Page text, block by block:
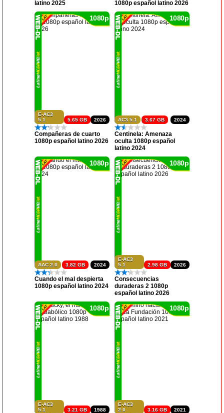
latino 2025 1080p español latino 2026
E-AC3
5.1
2026
5.65 GB
1080p
Compañeras de cuarto
1080p español latino 2026
AC3 5.1 2024
3.67 GB
1080p
Centinela: Amenaza
oculta 1080p español
latino 2024
AAC 2.0 2024
3.82 GB
1080p
Cuando el mal despierta
1080p español latino 2024
E-AC3
5.1
2026
2.98 GB
1080p
Consecuencias
duraderas 2 1080p
español latino 2026
E-AC3
5.1
1988
3.21 GB
1080p
E-AC3
2.0
2021
3.16 GB
1080p